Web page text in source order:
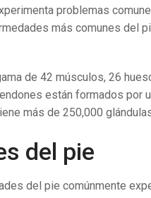
problemas
más comunes del
de 42 músculos, 26
están formados por
más de 250,000
del pie
del pie comúnmente